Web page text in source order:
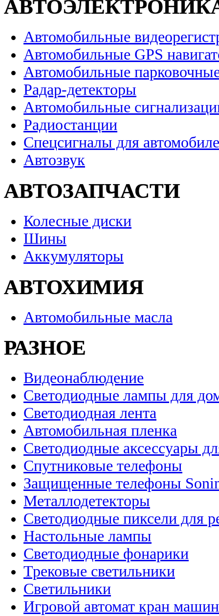
Автомобильные
Автомобильные GPS
Автомобильные
Радар-детекторы
Автомобильные
Радиостанции
Спецсигналы для
Автозвук
АВТОЗАПЧАСТИ
Колесные диски
Шины
Аккумуляторы
АВТОХИМИЯ
Автомобильные масла
РАЗНОЕ
Видеонаблюдение
Светодиодные лампы для
Светодиодная лента
Автомобильная пленка
Светодиодные аксессуары
Спутниковые телефоны
Защищенные телефоны
Металлодетекторы
Светодиодные пиксели для
Настольные лампы
Светодиодные фонарики
Трековые светильники
Светильники
Игровой автомат кран